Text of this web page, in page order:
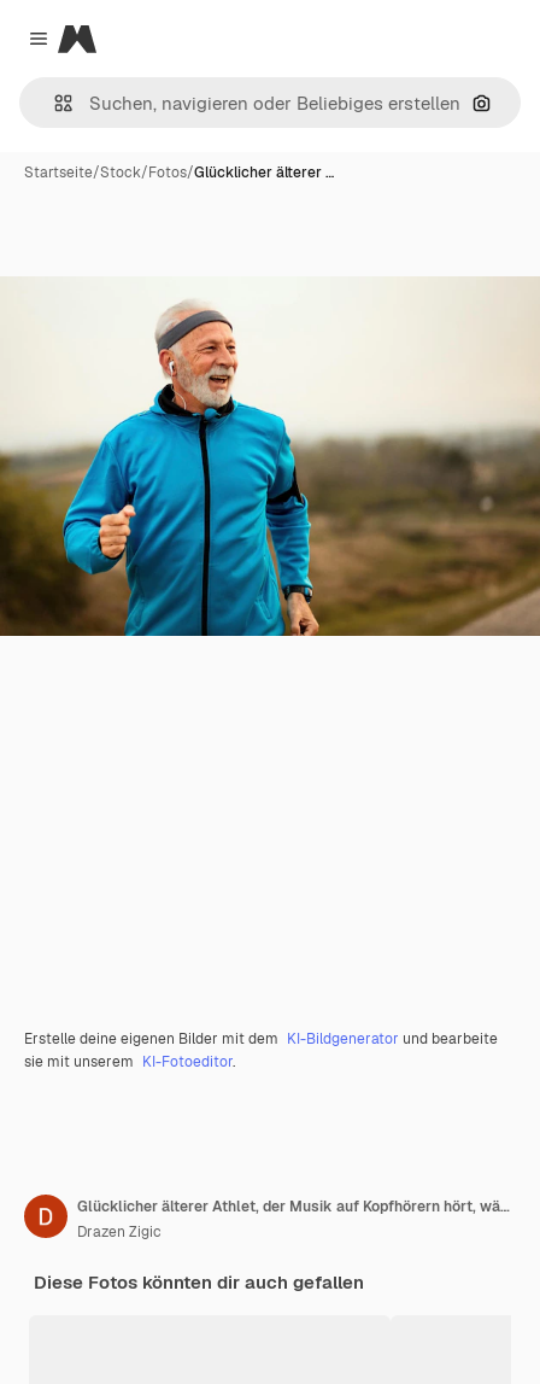
Close menu
Magnific
Nach
Startseite/Stock/Fotos/Glücklicher älterer …
Erstelle deine eigenen Bilder mit dem KI-Bildgenerator und bearbeite
sie mit unserem KI-Fotoeditor.
Glücklicher älterer Athlet, der Musik auf Kopfhörern hört, während er in der Natur läuft Kopierraum
Drazen Zigic
Diese Fotos könnten dir auch gefallen